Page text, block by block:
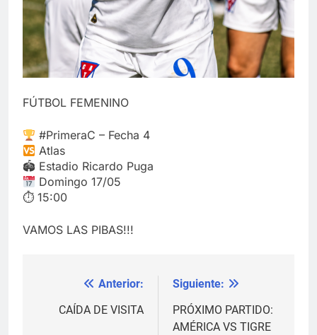
FÚTBOL FEMENINO
#PrimeraC – Fecha 4
Atlas
🏟 Estadio Ricardo Puga
Domingo 17/05
⏱ 15:00
VAMOS LAS PIBAS!!!
Navegación
Anterior:
CAÍDA DE VISITA
Siguiente:
PRÓXIMO PARTIDO:
AMÉRICA VS TIGRE